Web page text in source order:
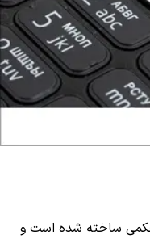
ساخته شده است و